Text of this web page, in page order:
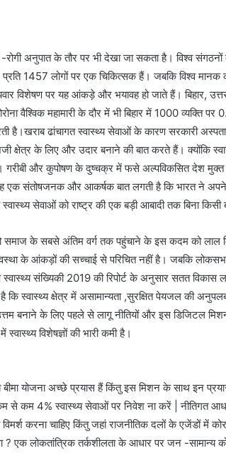
रोगी अनुपात के तौर पर भी देखा जा सकता है। विश्व
1457 लोगों पर एक चिकित्सक हैं। जबकि विश्व मानक
विशेषण पर यह आंकड़े और भयावह हो जाते हैं। बिहार,
वैश्विक महामारी के दौर में भी बिहार में 1000 व्यक्ति पर
है।खराब ढांचागत स्वास्थ्य सेवाओं के कारण सरकारी
क्षेत्र के लिए और उदार बनाने की बात करते हैं। क्योंकि
और कुपोषण के दुष्चक्र में फसे अल्पविकसित देश मुक्त
संतोषजनक और आकर्षक बात लगती है कि भारत ने अपने
सेवाओं को राष्ट्र की एक बड़ी आबादी तक बिना किसी
समाज के सबसे अंतिम वर्ग तक पहुंचाने के इस कदम को लाल
के आंकड़ों की सच्चाई से परिचित नहीं है। जबकि
संख्यिकी 2019 की रिपोर्ट के अनुसार सतत विकास
स्वास्थ्य क्षेत्र में असामान्यता ,सुरक्षित पेयजल की
बनाने के लिए पहले से लागू नीतियों और इस डिजिटल
विशेषज्ञों की भारी कमी है।
बीमा योजना अच्छे प्रयास हैं किंतु इस मिशन के साथ इन
से कम 4% स्वास्थ्य सेवाओं पर निवेश ना करें | नीतिगत
करना चाहिए किंतु जहां राजनीतिक दलों के एजेंडों में
देगा ? एक लोकतांत्रिक तर्कशीलता के आधार पर जन -सामान्य